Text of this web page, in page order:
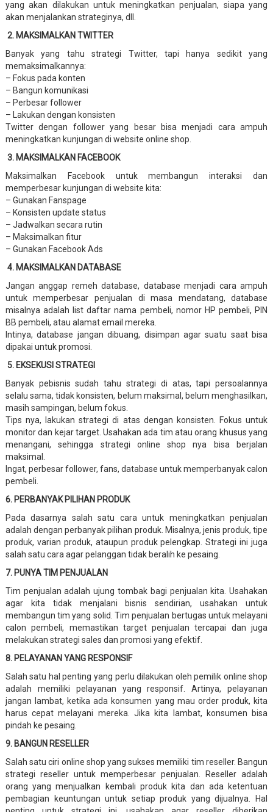
yang akan dilakukan untuk meningkatkan penjualan, siapa yang
akan menjalankan strateginya, dll.
2. MAKSIMALKAN TWITTER
Banyak yang tahu strategi Twitter, tapi hanya sedikit yang
memaksimalkannya:
– Fokus pada konten
– Bangun komunikasi
– Perbesar follower
– Lakukan dengan konsisten
Twitter dengan follower yang besar bisa menjadi cara ampuh
meningkatkan kunjungan di website online shop.
3. MAKSIMALKAN FACEBOOK
Maksimalkan Facebook untuk membangun interaksi dan
memperbesar kunjungan di website kita:
– Gunakan Fanspage
– Konsisten update status
– Jadwalkan secara rutin
– Maksimalkan fitur
– Gunakan Facebook Ads
4. MAKSIMALKAN DATABASE
Jangan anggap remeh database, database menjadi cara ampuh
untuk memperbesar penjualan di masa mendatang, database
misalnya adalah list daftar nama pembeli, nomor HP pembeli, PIN
BB pembeli, atau alamat email mereka.
Intinya, database jangan dibuang, disimpan agar suatu saat bisa
dipakai untuk promosi.
5. EKSEKUSI STRATEGI
Banyak pebisnis sudah tahu strategi di atas, tapi persoalannya
selalu sama, tidak konsisten, belum maksimal, belum menghasilkan,
masih sampingan, belum fokus.
Tips nya, lakukan strategi di atas dengan konsisten. Fokus untuk
monitor dan kejar target. Usahakan ada tim atau orang khusus yang
menangani, sehingga strategi online shop nya bisa berjalan
maksimal.
Ingat, perbesar follower, fans, database untuk memperbanyak calon
pembeli.
6. PERBANYAK PILIHAN PRODUK
Pada dasarnya salah satu cara untuk meningkatkan penjualan
adalah dengan perbanyak pilihan produk. Misalnya, jenis produk, tipe
produk, varian produk, ataupun produk pelengkap. Strategi ini juga
salah satu cara agar pelanggan tidak beralih ke pesaing.
7. PUNYA TIM PENJUALAN
Tim penjualan adalah ujung tombak bagi penjualan kita. Usahakan
agar kita tidak menjalani bisnis sendirian, usahakan untuk
membangun tim yang solid. Tim penjualan bertugas untuk melayani
calon pembeli, memastikan target penjualan tercapai dan juga
melakukan strategi sales dan promosi yang efektif.
8. PELAYANAN YANG RESPONSIF
Salah satu hal penting yang perlu dilakukan oleh pemilik online shop
adalah memiliki pelayanan yang responsif. Artinya, pelayanan
jangan lambat, ketika ada konsumen yang mau order produk, kita
harus cepat melayani mereka. Jika kita lambat, konsumen bisa
pindah ke pesaing.
9. BANGUN RESELLER
Salah satu ciri online shop yang sukses memiliki tim reseller. Bangun
strategi reseller untuk memperbesar penjualan. Reseller adalah
orang yang menjualkan kembali produk kita dan ada ketentuan
pembagian keuntungan untuk setiap produk yang dijualnya. Hal